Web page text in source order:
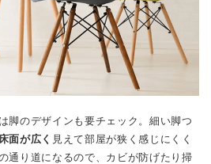
脚のデザインも要チェック。細い脚つ
床面が広く 見えて部屋が狭く感じにくく
通り道になるので、カビが防げたり掃